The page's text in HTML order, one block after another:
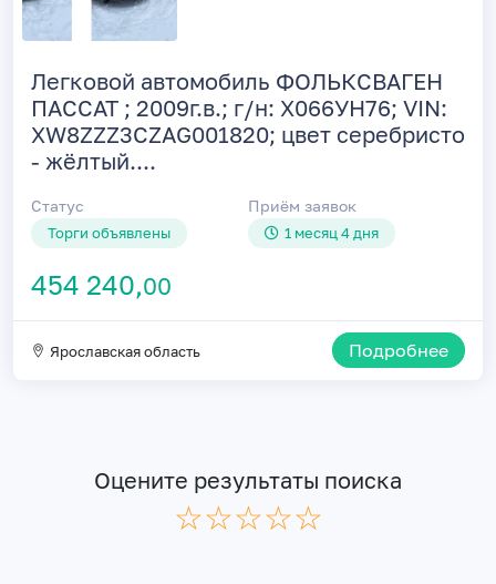
Легковой автомобиль ФОЛЬКСВАГЕН
ПАССАТ ; 2009г.в.; г/н: Х066УН76; VIN:
XW8ZZZ3CZAG001820; цвет серебристо
- жёлтый....
Статус
Торги объявлены
Приём заявок
1 месяц 4 дня
454 240,00
Ярославская область Подробнее
Оцените результаты поиска
☆☆☆☆☆
★★★★★